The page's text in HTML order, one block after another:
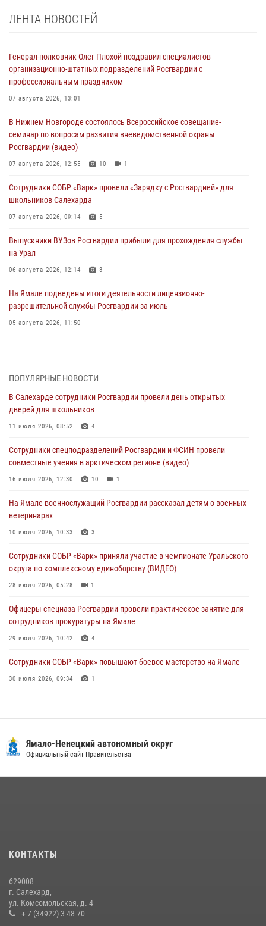
ЛЕНТА НОВОСТЕЙ
Генерал-полковник Олег Плохой поздравил специалистов
организационно-штатных подразделений Росгвардии с
профессиональным праздником
07 августа 2026, 13:01
В Нижнем Новгороде состоялось Всероссийское совещание-
семинар по вопросам развития вневедомственной охраны
Росгвардии (видео)
07 августа 2026, 12:55 10 1
Сотрудники СОБР «Варк» провели «Зарядку с Росгвардией» для
школьников Салехарда
07 августа 2026, 09:14 5
Выпускники ВУЗов Росгвардии прибыли для прохождения службы
на Урал
06 августа 2026, 12:14 3
На Ямале подведены итоги деятельности лицензионно-
разрешительной службы Росгвардии за июль
05 августа 2026, 11:50
03 августа 2026, 07:21 2
Генерал-полковник Юрий Аверин выступил на Всероссийском
молодёжном образовательном форуме «Территория смыслов»
03 августа 2026, 06:54
Директор Росгвардии Герой России генерал армии Виктор Золотов
поздравил специалистов подразделений тыла с профессиональным
праздником
Сотрудники СОБР «Варк» повышают боевое мастерство на Ямале
30 июля 2026, 09:34 1
Офицеры спецназа Росгвардии провели практическое занятие для
сотрудников прокуратуры на Ямале
29 июля 2026, 10:42 4
ПОПУЛЯРНЫЕ НОВОСТИ
В Салехарде сотрудники Росгвардии провели день открытых
дверей для школьников
11 июля 2026, 08:52 4
Сотрудники спецподразделений Росгвардии и ФСИН провели
совместные учения в арктическом регионе (видео)
16 июля 2026, 12:30 10 1
На Ямале военнослужащий Росгвардии рассказал детям о военных
ветеринарах
10 июля 2026, 10:33 3
Сотрудники СОБР «Варк» приняли участие в чемпионате Уральского
округа по комплексному единоборству (ВИДЕО)
28 июля 2026, 05:28 1
Офицеры спецназа Росгвардии провели практическое занятие для
сотрудников прокуратуры на Ямале
29 июля 2026, 10:42 4
Сотрудники СОБР «Варк» повышают боевое мастерство на Ямале
30 июля 2026, 09:34 1
18 июля 2026, 09:36 3
«Росгвардия. Вехи истории»: войска правопорядка на охране
стратегических объектов поверженной Германии (видео)
23 июля 2026, 03:41
Ямало-Ненецкий автономный округ
Официальный сайт Правительства
КОНТАКТЫ
629008
г. Салехард,
ул. Комсомольская, д. 4
+ 7 (34922) 3-48-70